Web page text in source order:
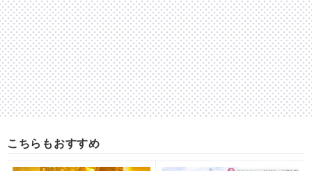
こちらもおすすめ